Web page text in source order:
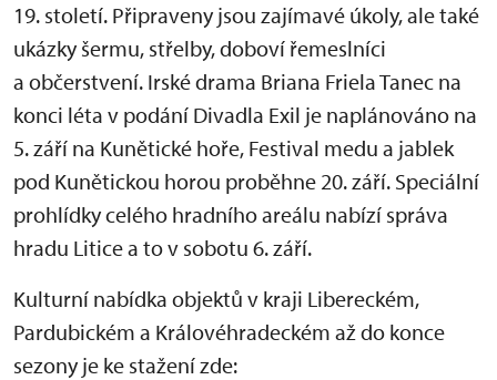
19. století. Připraveny jsou zajímavé úkoly, ale také
ukázky šermu, střelby, doboví řemeslníci
a občerstvení. Irské drama Briana Friela Tanec na
konci léta v podání Divadla Exil je naplánováno na
5. září na Kunětické hoře, Festival medu a jablek
pod Kunětickou horou proběhne 20. září. Speciální
prohlídky celého hradního areálu nabízí správa
hradu Litice a to v sobotu 6. září.
Kulturní nabídka objektů v kraji Libereckém,
Pardubickém a Královéhradeckém až do konce
sezony je ke stažení zde: